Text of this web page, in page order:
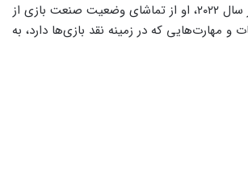
براساس صحبت‌های دانکی در زمان معرفی شرکت بیگ مد در سپامبر سال ۲۰۲۲، او از تماشای وضعیت صنعت بازی از
مهارت‌هایی که در زمینه نقد بازی‌ها دارد، به